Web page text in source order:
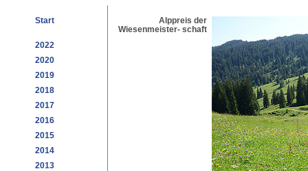
Start
2022
2020
2019
2018
2017
2016
2015
2014
2013
Alppreis der
Wiesenmeister- schaft